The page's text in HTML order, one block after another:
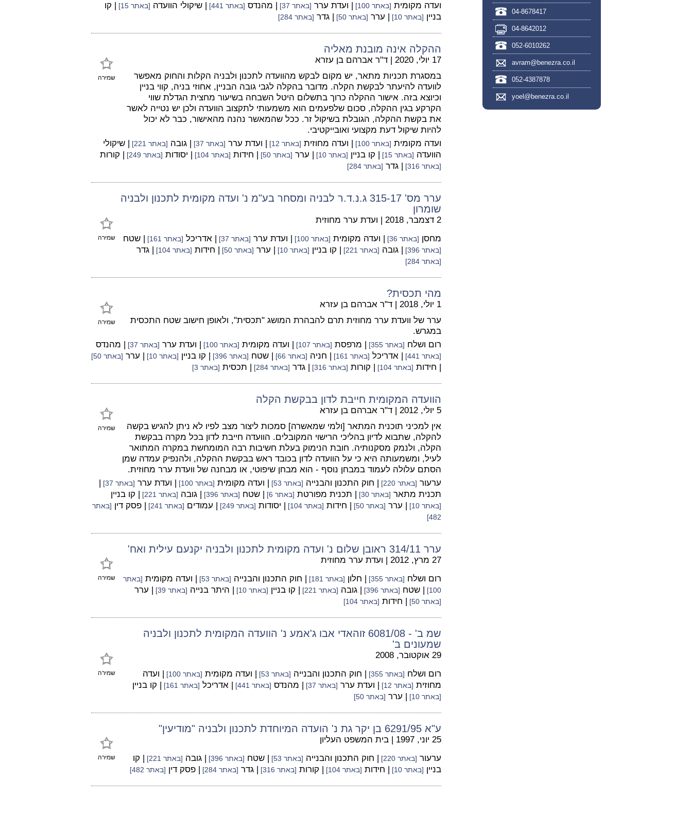
ועדה מקומית [באתר 100] | ועדת ערר [באתר 37] | מהנדס [באתר 441] | שיקולי הוועדה [באתר 15]
| קו
בניין [באתר 10] | ערר [באתר 50] | גדר [באתר 284]
ההקלה אינה מובנת מאליה
שמירה
17 יולי, 2020 | ד"ר אברהם בן עזרא
במסגרת תכניות מתאר, יש מקום לבקש מהוועדה לתכנון ולבניה הקלות והחוק מאפשר
לוועדה להיעתר לבקשת הקלה. מדובר בהקלה לגבי גובה הבניין, אחוזי בניה, קווי בניין
וכיוצא בזה. אישור ההקלה כרוך בתשלום היטל השבחה בשיעור מחצית הגדלת שווי
הקרקע בגין ההקלה, סכום שלפעמים הוא משמעותי לתקצוב הוועדה ולכן יש נטייה לאשר
את בקשת ההקלה, הגובלת בשיקול זר. ככל שהמאשר נהנה מהאישור, כבר לא יכול
להיות שיקול דעת מקצועי ואובייקטיבי.
ועדה מקומית [באתר 100] | ועדה מחוזית [באתר 12] | ועדת ערר [באתר 37] | גובה [באתר 221]
| שיקולי
הוועדה [באתר 15] | קו בניין [באתר 10] | ערר [באתר 50] | חידות [באתר 104] | יסודות [באתר 249] | קורות
[באתר 316] | גדר [באתר 284]
ערר מס' 315-17 ג.נ.ד.ר לבניה ומסחר בע"מ נ' ועדה מקומית לתכנון ולבניה
שומרון
שמירה
2 דצמבר, 2018 | ועדת ערר מחוזית
מחסן [באתר 36] | ועדה מקומית [באתר 100] | ועדת ערר [באתר 37] | אדריכל [באתר 161] | שטח
[באתר 396] | גובה [באתר 221] | קו בניין [באתר 10] | ערר [באתר 50] | חידות [באתר 104] | גדר
[באתר 284]
מהי תכסית?
שמירה
1 יולי, 2018 | ד"ר אברהם בן עזרא
ערר של וועדת ערר מחוזית תרם להבהרת המושג "תכסית", ולאופן חישוב שטח התכסית
במגרש.
רום ושלח [באתר 355] | מרפסת [באתר 107] | ועדה מקומית [באתר 100] | ועדת ערר [באתר 37] | מהנדס
[באתר 441] | אדריכל [באתר 161] | חניה [באתר 66] | שטח [באתר 396] | קו בניין [באתר 10] | ערר [באתר 50]
| חידות [באתר 104] | קורות [באתר 316] | גדר [באתר 284] | תכסית [באתר 3]
הוועדה המקומית חייבת לדון בבקשת הקלה
שמירה
5 יולי, 2012 | ד"ר אברהם בן עזרא
אין למכיני תוכנית המתאר [ולמי שמאשרה] סמכות ליצור מצב לפיו לא ניתן להגיש בקשה
להקלה, שתבוא לדיון בהליכי הרישוי המקובלים. הוועדה חייבת לדון בכל מקרה בבקשת
הקלה, ולנמק מסקנותיה. חובת הנימוק בעלת חשיבות רבה המומחשת במקרה המתואר
לעיל, ומשמעותה היא כי על הוועדה לדון בכובד ראש בבקשת ההקלה, ולהנפיק עמדה שמן
הסתם עלולה לעמוד במבחן נוסף - הוא מבחן שיפוטי, או מבחנה של וועדת ערר מחוזית.
ערעור [באתר 220] | חוק התכנון והבנייה [באתר 53] | ועדה מקומית [באתר 100] | ועדת ערר [באתר 37]
|
תכנית מתאר [באתר 30] | תכנית מפורטת [באתר 6] | שטח [באתר 396] | גובה [באתר 221] | קו בניין
[באתר 10] | ערר [באתר 50] | חידות [באתר 104] | יסודות [באתר 249] | עמודים [באתר 241] | פסק דין [באתר
482]
ערר 314/11 ראובן שלום נ' ועדה מקומית לתכנון ולבניה יקנעם עילית ואח'
שמירה
27 מרץ, 2012 | ועדת ערר מחוזית
רום ושלח [באתר 355] | חלון [באתר 181] | חוק התכנון והבנייה [באתר 53] | ועדה מקומית [באתר
100]
| שטח [באתר 396] | גובה [באתר 221] | קו בניין [באתר 10] | היתר בנייה [באתר 39] | ערר
[באתר 50] | חידות [באתר 104]
שמ ב' - 6081/08 זוהאדי אבו ג'אמע נ' הוועדה המקומית לתכנון ולבניה
שמעונים ב'
שמירה
29 אוקטובר, 2008
רום ושלח [באתר 355] | חוק התכנון והבנייה [באתר 53] | ועדה מקומית [באתר 100]
| ועדה
מחוזית [באתר 12] | ועדת ערר [באתר 37] | מהנדס [באתר 441] | אדריכל [באתר 161] | קו בניין
[באתר 10] | ערר [באתר 50]
ע"א 6291/95 בן יקר גת נ' הועדה המיוחדת לתכנון ולבניה "מודיעין"
שמירה
25 יוני, 1997 | בית המשפט העליון
ערעור [באתר 220] | חוק התכנון והבנייה [באתר 53] | שטח [באתר 396] | גובה [באתר 221]
| קו
בניין [באתר 10] | חידות [באתר 104] | קורות [באתר 316] | גדר [באתר 284] | פסק דין [באתר 482]
04-8678417
04-8642012
052-6010262
avram@benezra.co.il
052-4387878
yoel@benezra.co.il